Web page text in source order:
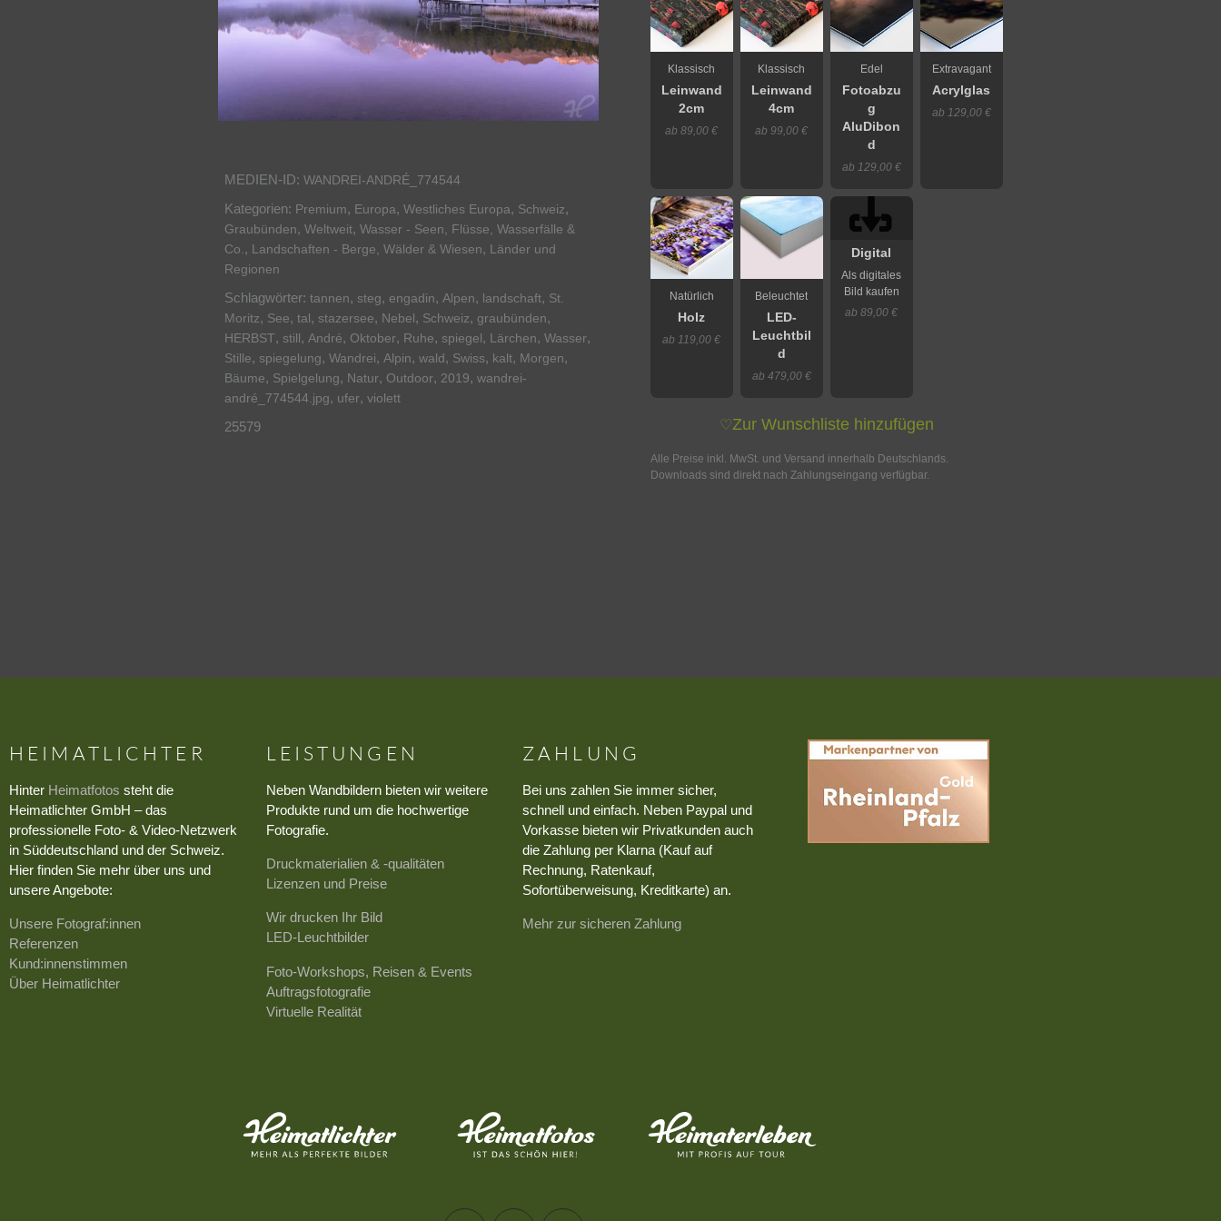
MEDIEN-ID: WANDREI-ANDRÉ_774544
Kategorien: Premium, Europa, Westliches Europa, Schweiz,
Graubünden, Weltweit, Wasser - Seen, Flüsse, Wasserfälle &
Co. , Landschaften - Berge, Wälder & Wiesen, Länder und
Regionen
Schlagwörter: tannen, steg, engadin, Alpen, landschaft, St.
Moritz, See, tal, stazersee, Nebel, Schweiz, graubünden,
HERBST, still, André, Oktober, Ruhe, spiegel, Lärchen, Wasser,
Stille, spiegelung, Wandrei, Alpin, wald, Swiss, kalt, Morgen,
Bäume, Spielgelung, Natur, Outdoor, 2019, wandrei-
andré_774544.jpg, ufer, violett
25579
Klassisch
Leinwand
2cm
ab 89,00 €
Klassisch
Leinwand
4cm
ab 99,00 €
Edel
Fotoabzu
g
AluDibon
d
ab 129,00 €
Extravagant
Acrylglas
ab 129,00 €
Natürlich
Holz
ab 119,00 €
Beleuchtet
LED-
Leuchtbil
d
ab 479,00 €
Digital
Als digitales
Bild kaufen
ab 89,00 €
♡Zur Wunschliste hinzufügen
Alle Preise inkl. MwSt. und Versand innerhalb Deutschlands.
Downloads sind direkt nach Zahlungseingang verfügbar.
HEIMATLICHTER
Hinter Heimatfotos steht die
Heimatlichter GmbH – das
professionelle Foto- & Video-Netzwerk
in Süddeutschland und der Schweiz.
Hier finden Sie mehr über uns und
unsere Angebote:
Unsere Fotograf:innen
Referenzen
Kund:innenstimmen
Über Heimatlichter
LEISTUNGEN
Neben Wandbildern bieten wir weitere
Produkte rund um die hochwertige
Fotografie.
Druckmaterialien & -qualitäten
Lizenzen und Preise
Wir drucken Ihr Bild
LED-Leuchtbilder
Foto-Workshops, Reisen & Events
Auftragsfotografie
Virtuelle Realität
ZAHLUNG
Bei uns zahlen Sie immer sicher,
schnell und einfach. Neben Paypal und
Vorkasse bieten wir Privatkunden auch
die Zahlung per Klarna (Kauf auf
Rechnung, Ratenkauf,
Sofortüberweisung, Kreditkarte) an.
Mehr zur sicheren Zahlung